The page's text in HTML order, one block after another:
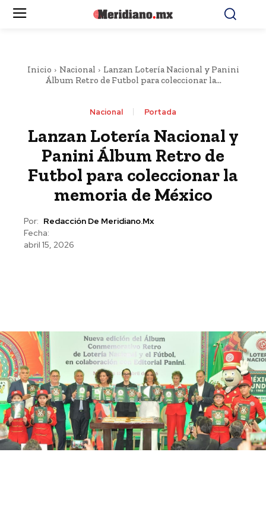
Inicio Nacional
Lanzan Lotería Nacional y Panini
Álbum Retro de Futbol para coleccionar la...
Nacional Portada
Lanzan Lotería Nacional y
Panini Álbum Retro de
Futbol para coleccionar la
memoria de México
Por: Redacción De Meridiano.mx
Fecha:
abril 15, 2026